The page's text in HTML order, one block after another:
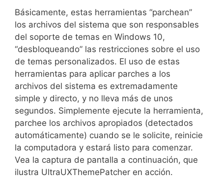
Básicamente, estas herramientas “parchean”
los archivos del sistema que son responsables
del soporte de temas en Windows 10,
“desbloqueando” las restricciones sobre el uso
de temas personalizados. El uso de estas
herramientas para aplicar parches a los
archivos del sistema es extremadamente
simple y directo, y no lleva más de unos
segundos. Simplemente ejecute la herramienta,
parchee los archivos apropiados (detectados
automáticamente) cuando se le solicite, reinicie
la computadora y estará listo para comenzar.
Vea la captura de pantalla a continuación, que
ilustra UltraUXThemePatcher en acción.